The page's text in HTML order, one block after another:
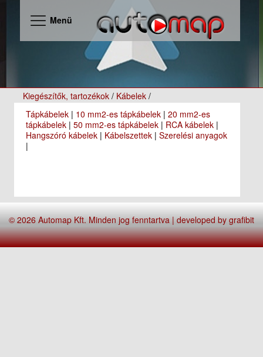
Menü
Kiegészítők, tartozékok/ Kábelek/
Tápkábelek| 10 mm2-es tápkábelek| 20 mm2-es
tápkábelek| 50 mm2-es tápkábelek| RCA kábelek|
Hangszóró kábelek| Kábelszettek| Szerelési anyagok
|
© 2026 Automap Kft. Minden jog fenntartva | developed bygrafibit